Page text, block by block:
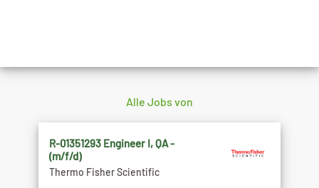
Alle Jobs von
R-01351293 Engineer I, QA -
(m/f/d)
Thermo Fisher Scientific